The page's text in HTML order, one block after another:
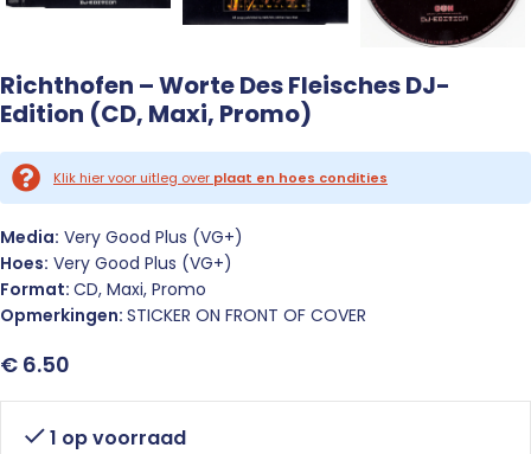
Richthofen – Worte Des Fleisches DJ-
Edition (CD, Maxi, Promo)
Klik hier voor uitleg over plaat en hoes condities
Media: Very Good Plus (VG+)
Hoes: Very Good Plus (VG+)
Format: CD, Maxi, Promo
Opmerkingen: STICKER ON FRONT OF COVER
€ 6.50
1 op voorraad